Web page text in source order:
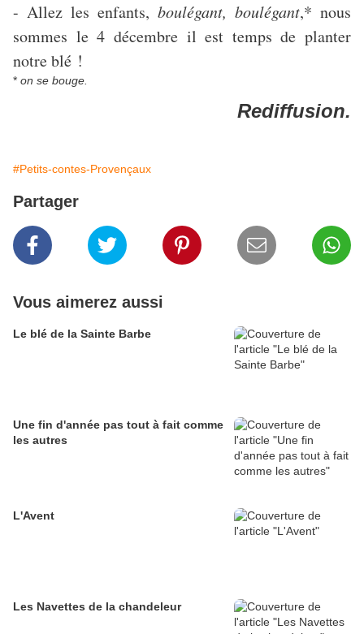
- Allez les enfants, boulégant, boulégant,* nous
sommes le 4 décembre il est temps de planter
notre blé !
* on se bouge.
Rediffusion.
#Petits-contes-Provençaux
Partager
Vous aimerez aussi
Le blé de la Sainte Barbe
Une fin d'année pas tout à fait comme
les autres
L'Avent
Les Navettes de la chandeleur